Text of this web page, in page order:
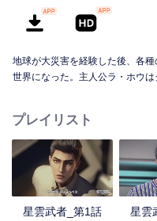
地球が大災害を経験した後、各
世界になった。主人公ラ・ホウ
プレイリスト
星雲武者_第1話 星雲